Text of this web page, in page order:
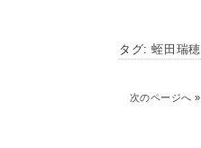
タグ:蛭田瑞穂
次のページへ »